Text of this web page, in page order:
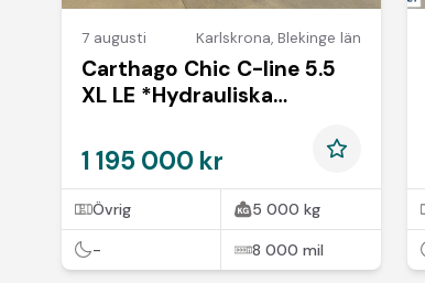
7 augusti Karlskrona, Blekinge län
Carthago Chic C-line 5.5
XL LE *Hydrauliska
1 195 000 kr
Övrig 5 000 kg
- 8 000 mil